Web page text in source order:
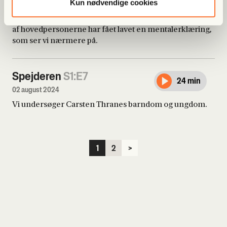
Kun nødvendige cookies
Beskyldninger om sindssyge fyger gennem luften. En
af hovedpersonerne har fået lavet en mentalerklæring,
som ser vi nærmere på.
Spejderen S1:E7
02 august 2024
24 min
Vi undersøger Carsten Thranes barndom og ungdom.
1 2 >